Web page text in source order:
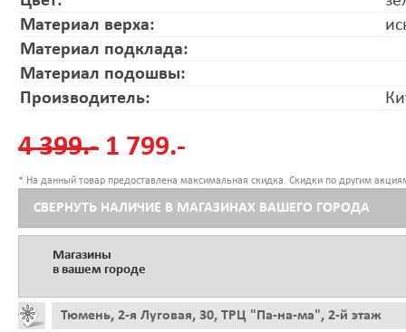
Материал верха:
Материал подклада:
Материал подошвы:
Производитель:
4 399.- 1 799.-
* На данный товар предоставлена максимальная скидка. Скидки по другим
СВЕРНУТЬ НАЛИЧИЕ В МАГАЗИНАХ ВАШЕГО ГОРОДА
Магазины
в вашем городе
Тюмень, 2-я Луговая, 30, ТРЦ "Па-на-ма", 2-й этаж